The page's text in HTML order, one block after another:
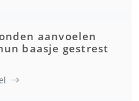
aanvoelen
baasje gestrest